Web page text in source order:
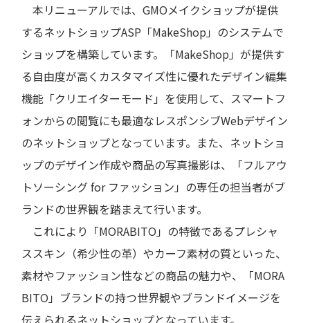
本リニューアルでは、GMOメイクショップが提供
するネットショップASP「MakeShop」のシステムで
ショップを構築しています。「MakeShop」が提供す
る自由度が高くカスタマイズ性に優れたデザイン編集
機能「クリエイターモード」を使用して、スマートフ
ォンからの閲覧にも最適なレスポンシブWebデザイン
のネットショップとなっています。また、ネットショ
ップのデザイン作成や商品の写真撮影は、「フルアウ
トソーシング for ファッション」の専任の担当者がブ
ランドの世界観を踏まえて行います。
これにより「MORABITO」の特徴であるプレシャ
ススキン（希少性の革）やカーフ素材の質といった、
素材やファッション性などの商品の魅力や、「MORA
BITO」ブランドの持つ世界観やブランドイメージを
伝えられるネットショップとなっています。